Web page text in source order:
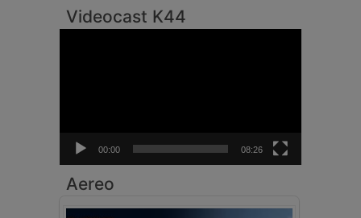
Videocast K44
00:00 08:26
Aereo